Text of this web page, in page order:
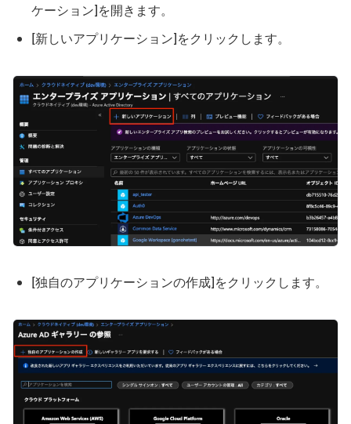
ケーション]を開きます。
[新しいアプリケーション]をクリックします。
[独自のアプリケーションの作成]をクリックします。